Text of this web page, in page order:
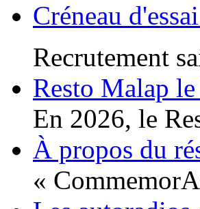
Créneau
Recrutement
Resto Malap
En 2026, le
À propos du
«